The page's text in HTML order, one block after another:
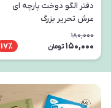
دفتر الگو دوخت پارچه ای
عرش تحریر بزرگ
180,000
150,000 تومان 17٪